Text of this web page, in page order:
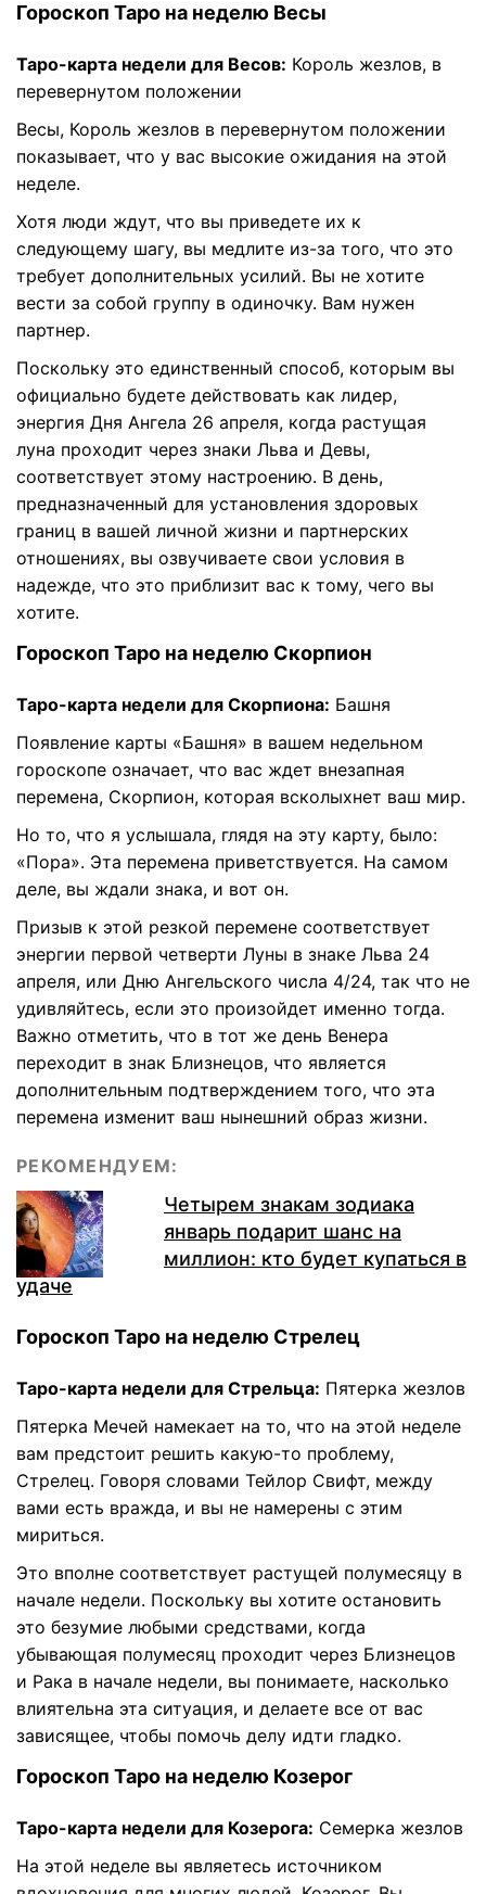
Гороскоп Таро на неделю Весы
Таро-карта недели для Весов: Король жезлов, в
перевернутом положении
Весы, Король жезлов в перевернутом положении
показывает, что у вас высокие ожидания на этой
неделе.
Хотя люди ждут, что вы приведете их к
следующему шагу, вы медлите из-за того, что это
требует дополнительных усилий. Вы не хотите
вести за собой группу в одиночку. Вам нужен
партнер.
Поскольку это единственный способ, которым вы
официально будете действовать как лидер,
энергия Дня Ангела 26 апреля, когда растущая
луна проходит через знаки Льва и Девы,
соответствует этому настроению. В день,
предназначенный для установления здоровых
границ в вашей личной жизни и партнерских
отношениях, вы озвучиваете свои условия в
надежде, что это приблизит вас к тому, чего вы
хотите.
Гороскоп Таро на неделю Скорпион
Таро-карта недели для Скорпиона: Башня
Появление карты «Башня» в вашем недельном
гороскопе означает, что вас ждет внезапная
перемена, Скорпион, которая всколыхнет ваш мир.
Но то, что я услышала, глядя на эту карту, было:
«Пора». Эта перемена приветствуется. На самом
деле, вы ждали знака, и вот он.
Призыв к этой резкой перемене соответствует
энергии первой четверти Луны в знаке Льва 24
апреля, или Дню Ангельского числа 4/24, так что не
удивляйтесь, если это произойдет именно тогда.
Важно отметить, что в тот же день Венера
переходит в знак Близнецов, что является
дополнительным подтверждением того, что эта
перемена изменит ваш нынешний образ жизни.
РЕКОМЕНДУЕМ:
Четырем знакам зодиака
январь подарит шанс на
миллион: кто будет купаться в
удаче
Гороскоп Таро на неделю Стрелец
Таро-карта недели для Стрельца: Пятерка жезлов
Пятерка Мечей намекает на то, что на этой неделе
вам предстоит решить какую-то проблему,
Стрелец. Говоря словами Тейлор Свифт, между
вами есть вражда, и вы не намерены с этим
мириться.
Это вполне соответствует растущей полумесяцу в
начале недели. Поскольку вы хотите остановить
это безумие любыми средствами, когда
убывающая полумесяц проходит через Близнецов
и Рака в начале недели, вы понимаете, насколько
влиятельна эта ситуация, и делаете все от вас
зависящее, чтобы помочь делу идти гладко.
Гороскоп Таро на неделю Козерог
Таро-карта недели для Козерога: Семерка жезлов
На этой неделе вы являетесь источником